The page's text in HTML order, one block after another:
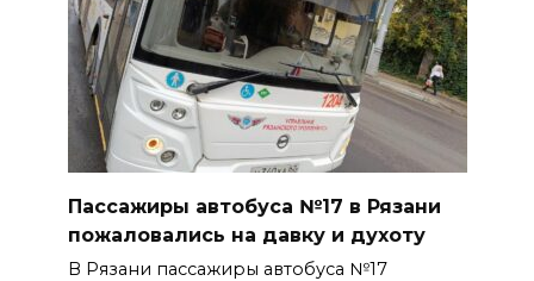
Пассажиры автобуса №17 в Рязани
пожаловались на давку и духоту
В Рязани пассажиры автобуса №17